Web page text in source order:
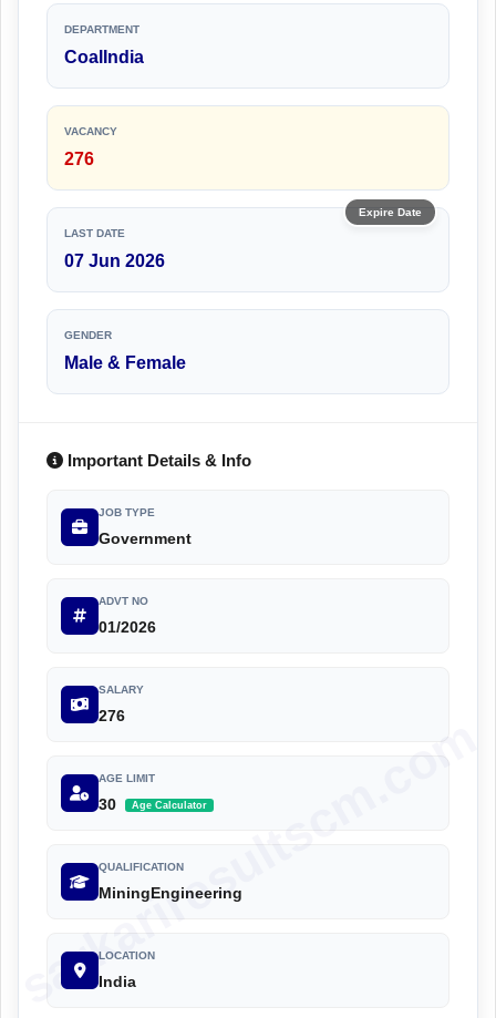
DEPARTMENT
CoalIndia
VACANCY
276
Expire Date
LAST DATE
07 Jun 2026
GENDER
Male & Female
sarkariresultscm.com
Important Details & Info
JOB TYPE
Government
ADVT NO
01/2026
SALARY
276
AGE LIMIT
30 Age Calculator
QUALIFICATION
MiningEngineering
LOCATION
India